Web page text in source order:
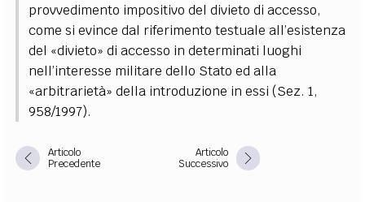
provvedimento impositivo del divieto di accesso,
come si evince dal riferimento testuale all’esistenza
del «divieto» di accesso in determinati luoghi
nell’interesse militare dello Stato ed alla
«arbitrarietà» della introduzione in essi (Sez. 1,
958/1997).
Articolo
Precedente
Articolo
Successivo